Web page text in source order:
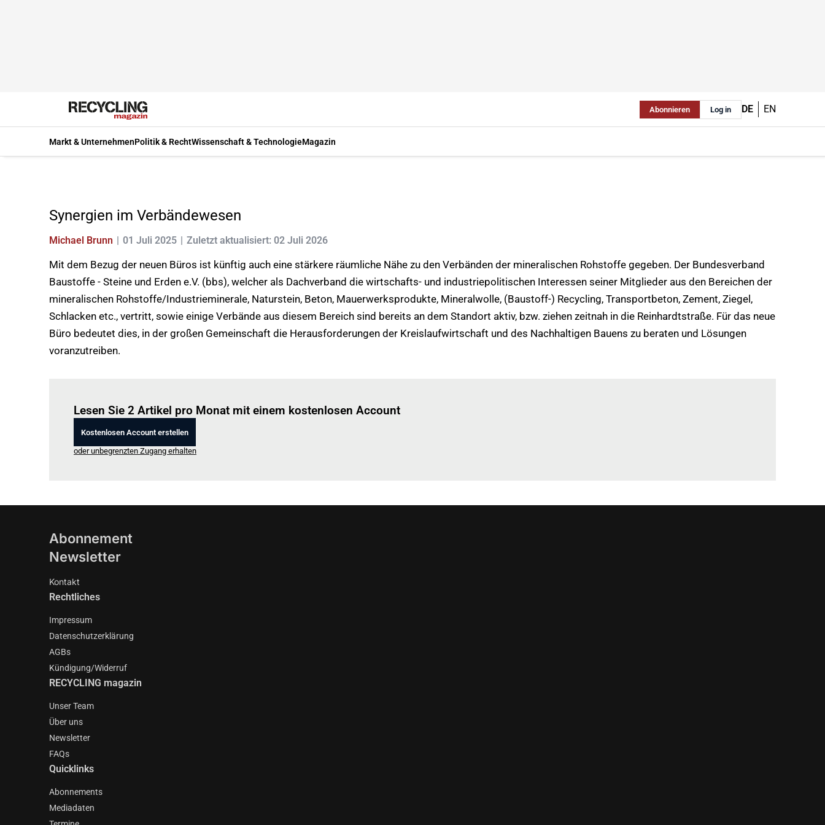
Abonnieren Log in DE EN
Markt & UnternehmenPolitik & RechtWissenschaft & TechnologieMagazin
Synergien im Verbändewesen
Michael Brunn 01 Juli 2025 Zuletzt aktualisiert: 02 Juli 2026
Mit dem Bezug der neuen Büros ist künftig auch eine stärkere räumliche Nähe zu den Verbänden der mineralischen Rohstoffe gegeben. Der Bundesverband
Baustoffe - Steine und Erden e.V. (bbs), welcher als Dachverband die wirtschafts- und industriepolitischen Interessen seiner Mitglieder aus den Bereichen der
mineralischen Rohstoffe/Industrieminerale, Naturstein, Beton, Mauerwerksprodukte, Mineralwolle, (Baustoff-) Recycling, Transportbeton, Zement, Ziegel,
Schlacken etc., vertritt, sowie einige Verbände aus diesem Bereich sind bereits an dem Standort aktiv, bzw. ziehen zeitnah in die Reinhardtstraße. Für das neue
Büro bedeutet dies, in der großen Gemeinschaft die Herausforderungen der Kreislaufwirtschaft und des Nachhaltigen Bauens zu beraten und Lösungen
voranzutreiben.
Lesen Sie 2 Artikel pro Monat mit einem kostenlosen Account
Kostenlosen Account erstellen
oder unbegrenzten Zugang erhalten
Abonnement
Newsletter
Kontakt
Rechtliches
Impressum
Datenschutzerklärung
AGBs
Kündigung/Widerruf
RECYCLING magazin
Unser Team
Über uns
Newsletter
FAQs
Quicklinks
Abonnements
Mediadaten